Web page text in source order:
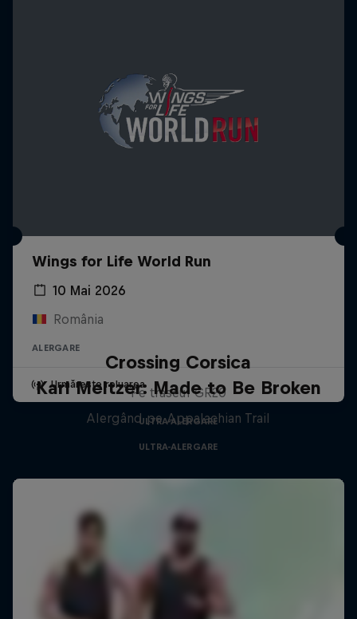
Wings for Life World Run
10 Mai 2026
România
ALERGARE
Urmărește reluarea
Crossing Corsica
Pe traseul GR20
ULTRA-ALERGARE
Karl Meltzer: Made to Be Broken
Alergând pe Appalachian Trail
ULTRA-ALERGARE